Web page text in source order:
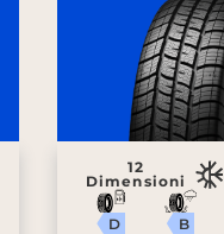
12
Dimensioni
D B